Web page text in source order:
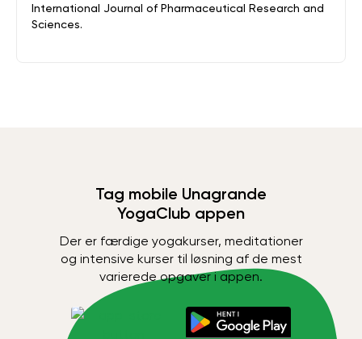
International Journal of Pharmaceutical Research and
Sciences.
Tag mobile Unagrande
YogaClub appen
Der er færdige yogakurser, meditationer
og intensive kurser til løsning af de mest
varierede opgaver i appen.